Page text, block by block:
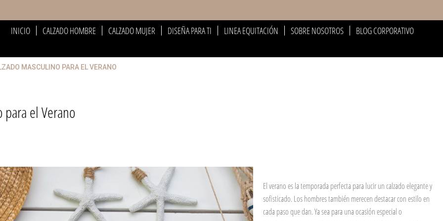
INICIO CALZADO HOMBRE CALZADO MUJER DISEÑA PARA TI LINEA EQUITACIÓN SOBRE NOSOTROS BLOG CORPORATIVO
MASCULINO PARA EL VERANO
para el Verano
El verano es la temporada perfecta para lucir un calzado elegante y
sofisticado. Los hombres también merecen destacar con estilo en
cada paso que dan. Ya sea para una ocasión especial o